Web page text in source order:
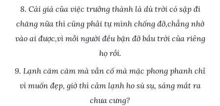
8. Cái giá của việc trưởng thành là dù trời có sập đi
chăng nữa thì cũng phải tự mình chống đỡ,chẳng nhờ
vào ai được,vì mỗi người đều bận đỡ bầu trời của riêng
họ rồi.
9. Lạnh căm căm mà vẫn cố mà mặc phong phanh chỉ
vì muốn đẹp, giờ thì cảm lạnh ho sù sụ, sáng mắt ra
chưa cưng?